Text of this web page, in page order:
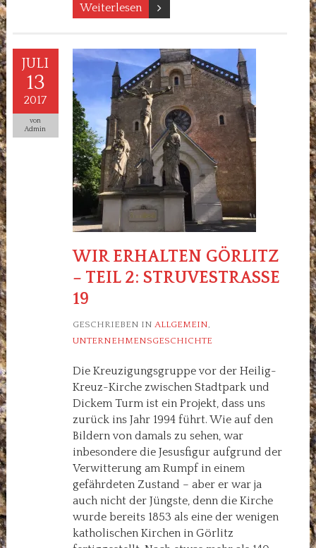
Weiterlesen
JULI
13
2017
von
Admin
WIR ERHALTEN GÖRLITZ
– TEIL 2: STRUVESTRASSE 1
9
GESCHRIEBEN IN ALLGEMEIN,
UNTERNEHMENSGESCHICHTE
Die Kreuzigungsgruppe vor der Heilig-
Kreuz-Kirche zwischen Stadtpark und
Dickem Turm ist ein Projekt, dass uns
zurück ins Jahr 1994 führt. Wie auf den
Bildern von damals zu sehen, war
inbesondere die Jesusfigur aufgrund der
Verwitterung am Rumpf in einem
gefährdeten Zustand – aber er war ja
auch nicht der Jüngste, denn die Kirche
wurde bereits 1853 als eine der wenigen
katholischen Kirchen in Görlitz